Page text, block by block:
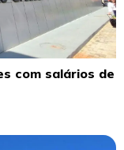
com salários de